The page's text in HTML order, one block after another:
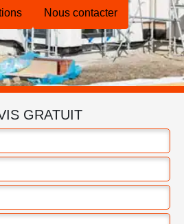
Nous contacter
GRATUIT